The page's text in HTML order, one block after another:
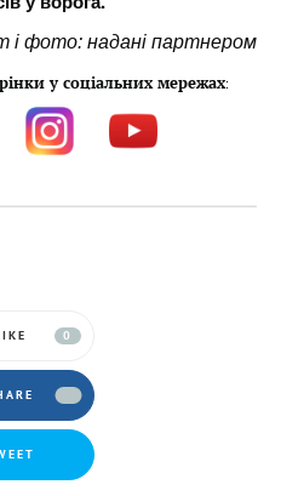
і фото: надані партнером
у соціальних мережах:
0